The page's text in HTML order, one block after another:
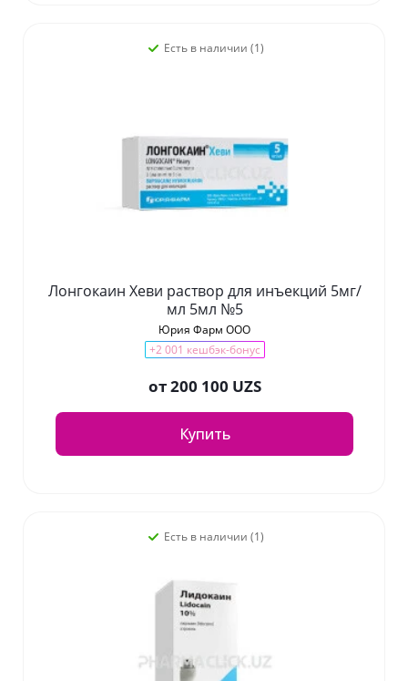
Есть в наличии (1)
Лонгокаин Хеви раствор для инъекций 5мг/
мл 5мл №5
Юрия Фарм ООО
+2 001 кешбэк-бонус
от200 100 UZS
Купить
Есть в наличии (1)